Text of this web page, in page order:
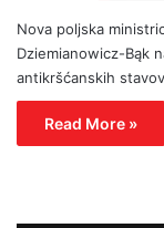
Nova poljska
Dziemianowicz-Bąk
antikršćanskih
Read More »